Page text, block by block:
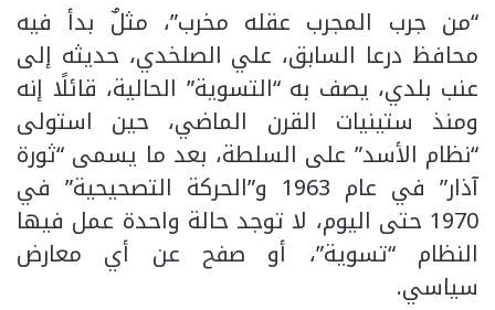
“من جرب المجرب عقله مخرب”، مثلٌ بدأ فيه
محافظ درعا السابق، علي الصلخدي، حديثه إلى
عنب بلدي، يصف به “التسوية” الحالية، قائلًا إنه
ومنذ ستينيات القرن الماضي، حين استولى
“نظام الأسد” على السلطة، بعد ما يسمى “ثورة
آذار” في عام 1963 و”الحركة التصحيحية” في
1970 حتى اليوم، لا توجد حالة واحدة عمل فيها
النظام “تسوية”، أو صفح عن أي معارض
سياسي.